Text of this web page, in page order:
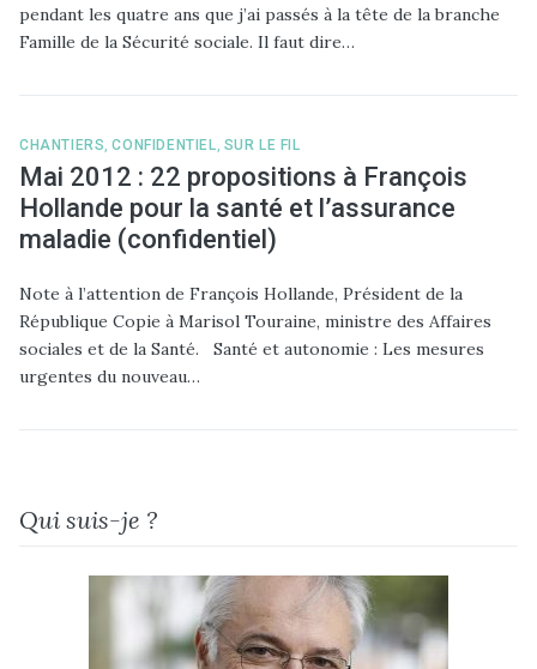
pendant les quatre ans que j’ai passés à la tête de la branche
Famille de la Sécurité sociale. Il faut dire…
CHANTIERS ,CONFIDENTIEL SUR LE FIL
Mai 2012 : 22 propositions à François
Hollande pour la santé et l’assurance
maladie (confidentiel)
Note à l’attention de François Hollande, Président de la
République Copie à Marisol Touraine, ministre des Affaires
sociales et de la Santé. Santé et autonomie : Les mesures
urgentes du nouveau…
Qui suis-je ?